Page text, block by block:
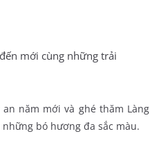
mới cùng những trải
năm mới và ghé thăm Làng
bó hương đa sắc màu.